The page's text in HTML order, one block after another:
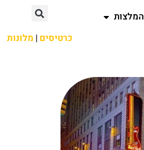
המלצות
כרטיסים | מלונות